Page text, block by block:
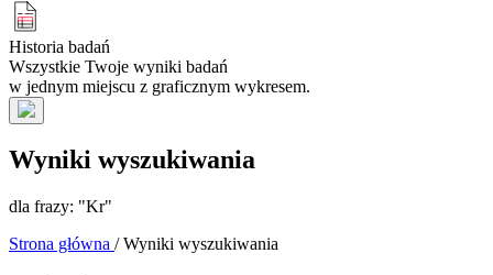
Historia badań
Wszystkie Twoje wyniki badań
w jednym miejscu z graficznym wykresem.
Wyniki wyszukiwania
dla frazy: "Kr"
Strona główna / Wyniki wyszukiwania